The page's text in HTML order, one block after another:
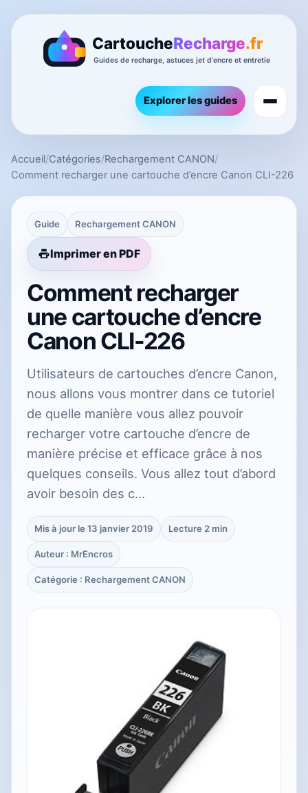
Explorer les guides
Accueil/Catégories/Rechargement CANON/
Comment recharger une cartouche d’encre Canon CLI-226
Guide Rechargement CANON
Imprimer en PDF
Comment recharger
une cartouche d’encre
Canon CLI-226
Utilisateurs de cartouches d’encre Canon,
nous allons vous montrer dans ce tutoriel
de quelle manière vous allez pouvoir
recharger votre cartouche d’encre de
manière précise et efficace grâce à nos
quelques conseils. Vous allez tout d’abord
avoir besoin des c…
Mis à jour le 13 janvier 2019 Lecture 2 min
Auteur : MrEncros
Catégorie : Rechargement CANON